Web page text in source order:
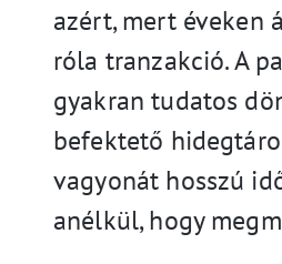
azért, mert éveken
róla tranzakció. A
gyakran tudatos
befektető
vagyonát hosszú
anélkül, hogy